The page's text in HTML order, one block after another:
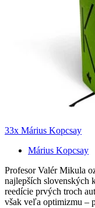
33x Márius Kopcsay
Márius Kopcsay
Profesor Valér Mikula
najlepších slovenských
reedície prvých troch
však veľa optimizmu –